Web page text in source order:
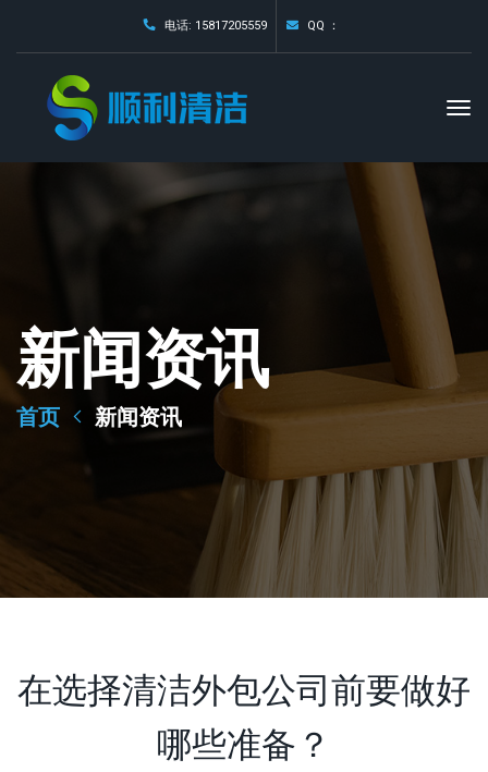
电话: 15817205559 QQ ：
新闻资讯
首页 新闻资讯
在选择清洁外包公司前要做好
哪些准备？